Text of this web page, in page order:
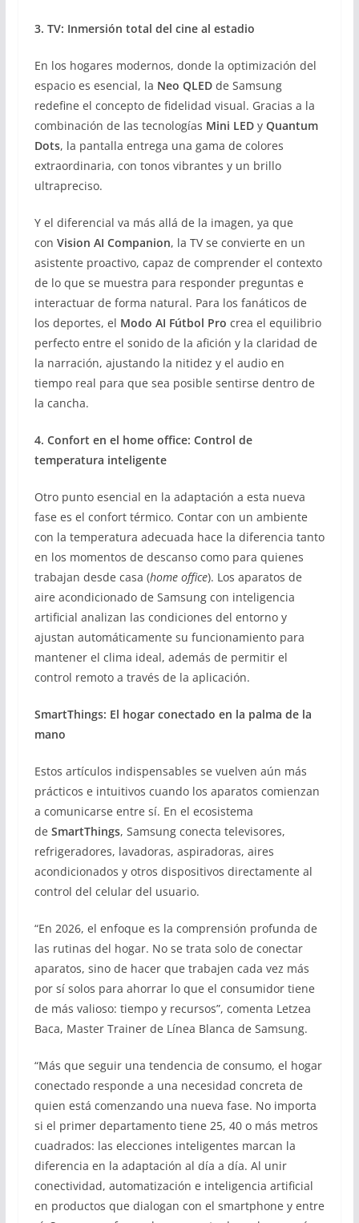
3. TV: Inmersión total del cine al estadio
En los hogares modernos, donde la optimización del
espacio es esencial, la Neo QLEDde Samsung
redefine el concepto de fidelidad visual. Gracias a la
combinación de las tecnologías Mini LEDy Quantum
Dots, la pantalla entrega una gama de colores
extraordinaria, con tonos vibrantes y un brillo
ultrapreciso.
Y el diferencial va más allá de la imagen, ya que
con Vision AI Companion, la TV se convierte en un
asistente proactivo, capaz de comprender el contexto
de lo que se muestra para responder preguntas e
interactuar de forma natural. Para los fanáticos de
los deportes, el Modo AI Fútbol Pro crea el equilibrio
perfecto entre el sonido de la afición y la claridad de
la narración, ajustando la nitidez y el audio en
tiempo real para que sea posible sentirse dentro de
la cancha.
4. Confort en el home office: Control de
temperatura inteligente
Otro punto esencial en la adaptación a esta nueva
fase es el confort térmico. Contar con un ambiente
con la temperatura adecuada hace la diferencia tanto
en los momentos de descanso como para quienes
trabajan desde casa (home office). Los aparatos de
aire acondicionado de Samsung con inteligencia
artificial analizan las condiciones del entorno y
ajustan automáticamente su funcionamiento para
mantener el clima ideal, además de permitir el
control remoto a través de la aplicación.
SmartThings: El hogar conectado en la palma de la
mano
Estos artículos indispensables se vuelven aún más
prácticos e intuitivos cuando los aparatos comienzan
a comunicarse entre sí. En el ecosistema
de SmartThings, Samsung conecta televisores,
refrigeradores, lavadoras, aspiradoras, aires
acondicionados y otros dispositivos directamente al
control del celular del usuario.
“En 2026, el enfoque es la comprensión profunda de
las rutinas del hogar. No se trata solo de conectar
aparatos, sino de hacer que trabajen cada vez más
por sí solos para ahorrar lo que el consumidor tiene
de más valioso: tiempo y recursos”, comenta Letzea
Baca, Master Trainer de Línea Blanca de Samsung.
“Más que seguir una tendencia de consumo, el hogar
conectado responde a una necesidad concreta de
quien está comenzando una nueva fase. No importa
si el primer departamento tiene 25, 40 o más metros
cuadrados: las elecciones inteligentes marcan la
diferencia en la adaptación al día a día. Al unir
conectividad, automatización e inteligencia artificial
en productos que dialogan con el smartphone y entre